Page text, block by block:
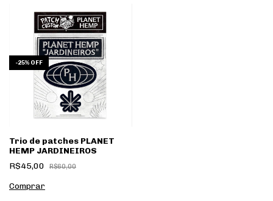
-25% OFF
Trio de patches PLANET
HEMP JARDINEIROS
R$45,00
R$60,00